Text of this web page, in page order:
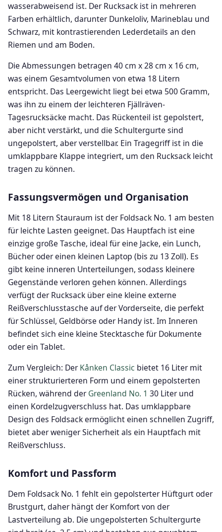
wasserabweisend ist. Der Rucksack ist in mehreren
Farben erhältlich, darunter Dunkeloliv, Marineblau und
Schwarz, mit kontrastierenden Lederdetails an den
Riemen und am Boden.
Die Abmessungen betragen 40 cm x 28 cm x 16 cm,
was einem Gesamtvolumen von etwa 18 Litern
entspricht. Das Leergewicht liegt bei etwa 500 Gramm,
was ihn zu einem der leichteren Fjällräven-
Tagesrucksäcke macht. Das Rückenteil ist gepolstert,
aber nicht verstärkt, und die Schultergurte sind
ungepolstert, aber verstellbar. Ein Tragegriff ist in die
umklappbare Klappe integriert, um den Rucksack leicht
tragen zu können.
Fassungsvermögen und Organisation
Mit 18 Litern Stauraum ist der Foldsack No. 1 am besten
für leichte Lasten geeignet. Das Hauptfach ist eine
einzige große Tasche, ideal für eine Jacke, ein Lunch,
Bücher oder einen kleinen Laptop (bis zu 13 Zoll). Es
gibt keine inneren Unterteilungen, sodass kleinere
Gegenstände verloren gehen können. Allerdings
verfügt der Rucksack über eine kleine externe
Reißverschlusstasche auf der Vorderseite, die perfekt
für Schlüssel, Geldbörse oder Handy ist. Im Inneren
befindet sich eine kleine Stecktasche für Dokumente
oder ein Tablet.
Zum Vergleich: DerKånken Classic bietet 16 Liter mit
einer strukturierteren Form und einem gepolsterten
Rücken, während derGreenland No. 1 30 Liter und
einen Kordelzugverschluss hat. Das umklappbare
Design des Foldsack ermöglicht einen schnellen Zugriff,
bietet aber weniger Sicherheit als ein Hauptfach mit
Reißverschluss.
Komfort und Passform
Dem Foldsack No. 1 fehlt ein gepolsterter Hüftgurt oder
Brustgurt, daher hängt der Komfort von der
Lastverteilung ab. Die ungepolsterten Schultergurte